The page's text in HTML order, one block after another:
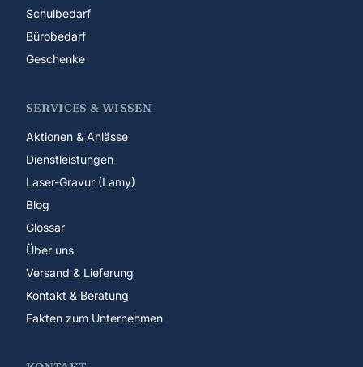
Schulbedarf
Bürobedarf
Geschenke
SERVICES & WISSEN
Aktionen & Anlässe
Dienstleistungen
Laser-Gravur (Lamy)
Blog
Glossar
Über uns
Versand & Lieferung
Kontakt & Beratung
Fakten zum Unternehmen